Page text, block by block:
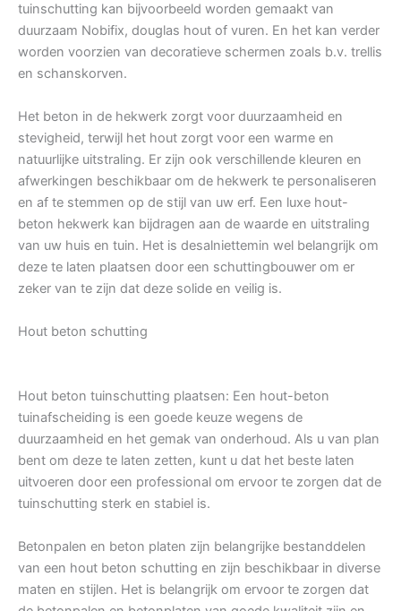
tuinschutting kan bijvoorbeeld worden gemaakt van
duurzaam Nobifix, douglas hout of vuren. En het kan verder
worden voorzien van decoratieve schermen zoals b.v. trellis
en schanskorven.
Het beton in de hekwerk zorgt voor duurzaamheid en
stevigheid, terwijl het hout zorgt voor een warme en
natuurlijke uitstraling. Er zijn ook verschillende kleuren en
afwerkingen beschikbaar om de hekwerk te personaliseren
en af te stemmen op de stijl van uw erf. Een luxe hout-
beton hekwerk kan bijdragen aan de waarde en uitstraling
van uw huis en tuin. Het is desalniettemin wel belangrijk om
deze te laten plaatsen door een schuttingbouwer om er
zeker van te zijn dat deze solide en veilig is.
Hout beton schutting
Hout beton tuinschutting plaatsen: Een hout-beton
tuinafscheiding is een goede keuze wegens de
duurzaamheid en het gemak van onderhoud. Als u van plan
bent om deze te laten zetten, kunt u dat het beste laten
uitvoeren door een professional om ervoor te zorgen dat de
tuinschutting sterk en stabiel is.
Betonpalen en beton platen zijn belangrijke bestanddelen
van een hout beton schutting en zijn beschikbaar in diverse
maten en stijlen. Het is belangrijk om ervoor te zorgen dat